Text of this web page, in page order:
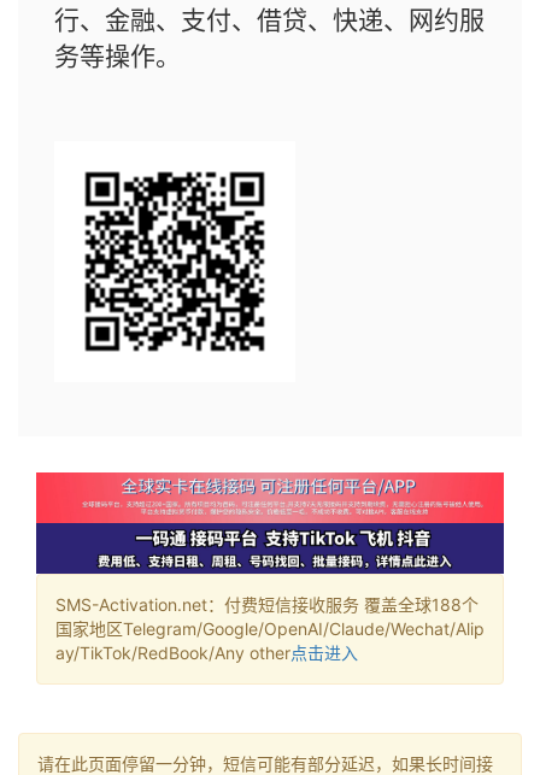
行、金融、支付、借贷、快递、网约服
务等操作。
SMS-Activation.net：付费短信接收服务 覆盖全球188个
国家地区Telegram/Google/OpenAI/Claude/Wechat/Alip
ay/TikTok/RedBook/Any other点击进入
请在此页面停留一分钟，短信可能有部分延迟，如果长时间接